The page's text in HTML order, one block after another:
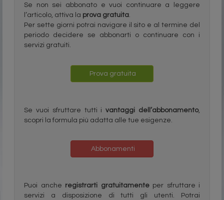
Se non sei abbonato e vuoi continuare a leggere
l’articolo, attiva la prova gratuita.
Per sette giorni potrai navigare il sito e al termine del
periodo decidere se abbonarti o continuare con i
servizi gratuiti.
Prova gratuita
Se vuoi sfruttare tutti ivantaggi dell’abbonamento,
scopri la formula più adatta alle tue esigenze.
Abbonamenti
Puoi anche registrarti gratuitamenteper sfruttare i
servizi a disposizione di tutti gli utenti. Potrai